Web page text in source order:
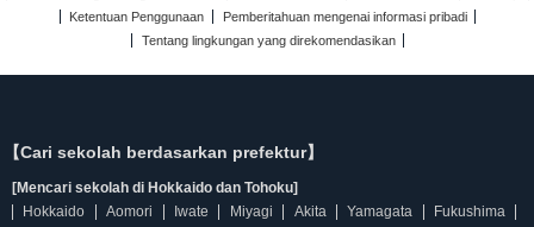
Ketentuan Penggunaan
Pemberitahuan mengenai informasi pribadi
Tentang lingkungan yang direkomendasikan
【Cari sekolah berdasarkan prefektur】
[Mencari sekolah di Hokkaido dan Tohoku]
Hokkaido
Aomori Iwate Miyagi Akita Yamagata Fukushima